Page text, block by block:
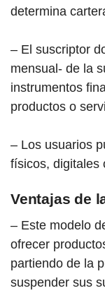
determina
– El suscriptor
mensual- de la
instrumentos
productos o
– Los usuarios
físicos, digitales
Ventajas de
– Este modelo
ofrecer
partiendo de la
suspender sus